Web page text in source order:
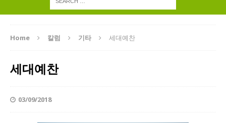
Home 칼럼 기타 세대예찬
세대예찬
03/09/2018